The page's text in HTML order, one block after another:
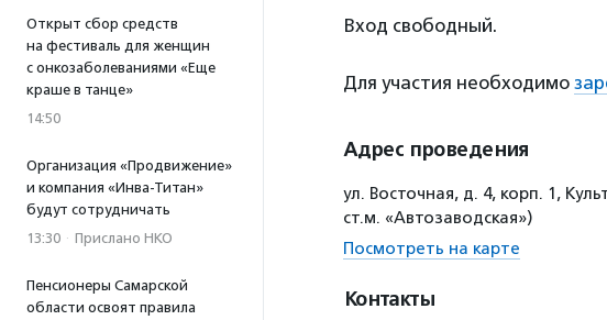
Открыт сбор средств
на фестиваль для женщин
с онкозаболеваниями «Еще
краше в танце»
14:50
Организация «Продвижение»
и компания «Инва-Титан»
будут сотрудничать
13:30 · Прислано НКО
Пенсионеры Самарской
области освоят правила
Вход свободный.
Для участия необходимо
Адрес проведения
ул. Восточная, д. 4, корп. 1,
ст.м. «Автозаводская»)
Посмотреть на карте
Контакты